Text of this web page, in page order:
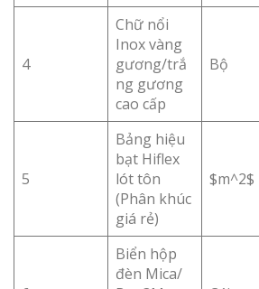
4
Chữ nổi
Inox vàng
gương/trắ
ng gương
cao cấp
Bộ
5
Bảng hiệu
bạt Hiflex
lót tôn
(Phân khúc
giá rẻ)
$m^2$
Biển hộp
đèn Mica/